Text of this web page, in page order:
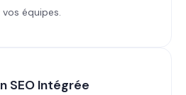
équipes.
SEO Intégrée